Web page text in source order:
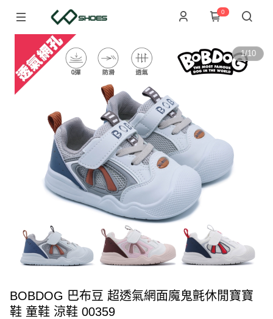
0
1/10
BOBDOG 巴布豆 超透氣網面魔鬼氈休閒寶寶
鞋 童鞋 涼鞋 00359